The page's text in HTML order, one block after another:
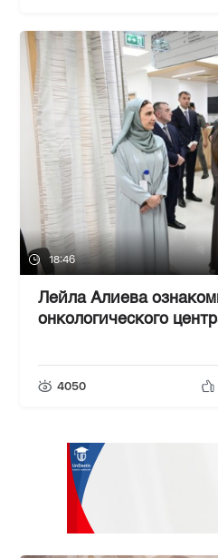
18:46
Лейла Алиева
онкологического
4050